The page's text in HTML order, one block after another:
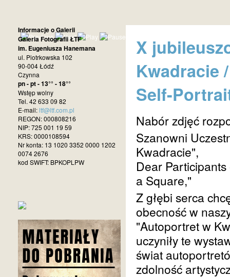
X
Kwadracie
Self-
Nabór zdjęć
Szanowni
Kwadracie",
Dear
a Square,"
Z głębi serca
obecność w
"Autoportret w
uczyniły te
świat
zdolność
Informacje o Galerii
Galeria Fotografii ŁTF
im. Eugeniusza Hanemana
ul. Piotrkowska 102
90-004 Łódź
Czynna
pn - pt - 13°° - 18°°
Wstęp wolny
Tel. 42 633 09 82
E-mail:ltf@ltf.com.pl
REGON: 000808216
NIP: 725 001 19 59
KRS: 0000108594
Nr konta: 13 1020 3352 0000 1202
0074 2676
kod SWIFT: BPKOPLPW